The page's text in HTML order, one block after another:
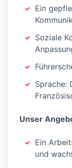
Ein
Soziale
Sprache:
Unser
Ein
und